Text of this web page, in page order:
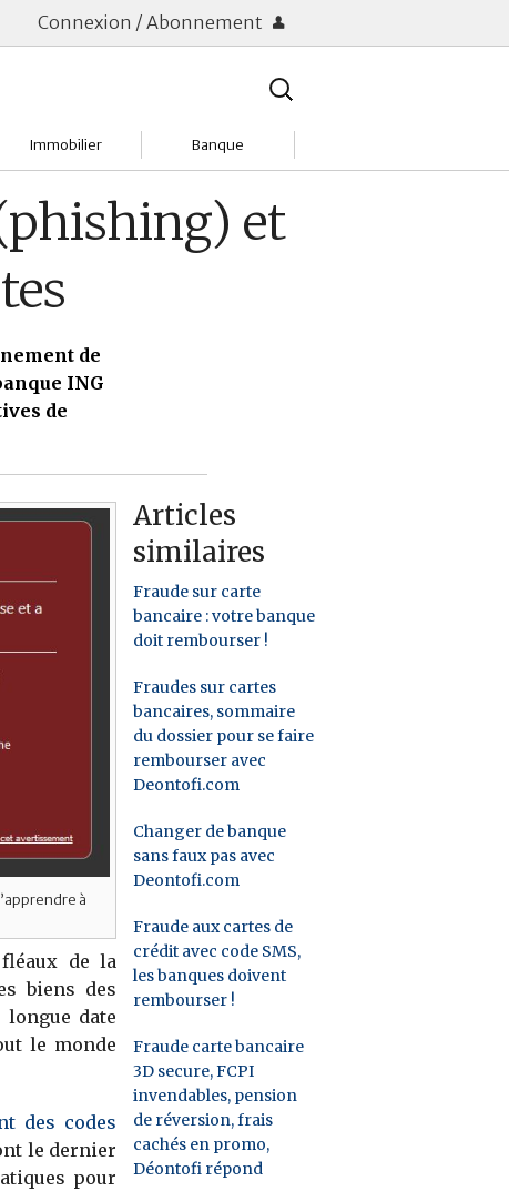
Connexion / Abonnement
Rechercher
Immobilier
Charges
Acheter
Investir
Location
Tendances
Banque
Changer de banque
Comptes & Livrets
et
de
ING
de
à
de la
biens des
longue date
le monde
des codes
le dernier
pour
Articles
similaires
Fraude sur carte
bancaire : votre banque
doit rembourser !
Fraudes sur cartes
bancaires, sommaire
du dossier pour se faire
rembourser avec
Deontofi.com
Changer de banque
sans faux pas avec
Deontofi.com
Fraude aux cartes de
crédit avec code SMS,
les banques doivent
rembourser !
Fraude carte bancaire
3D secure, FCPI
invendables, pension
de réversion, frais
cachés en promo,
Déontofi répond